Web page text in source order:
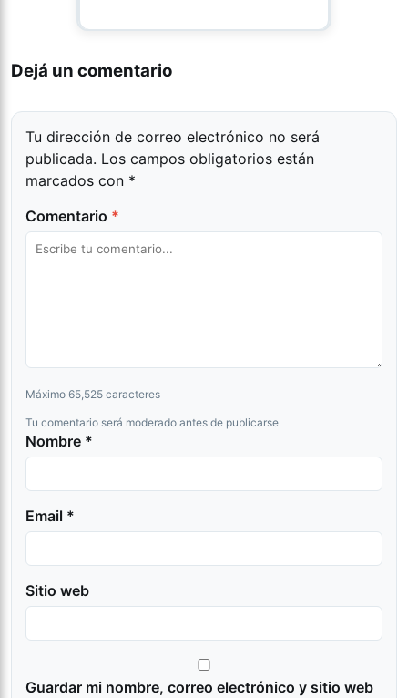
Dejá un comentario
Tu dirección de correo electrónico no será
publicada. Los campos obligatorios están
marcados con *
Comentario *
Máximo 65,525 caracteres
Tu comentario será moderado antes de publicarse
Nombre *
Email *
Sitio web
Guardar mi nombre, correo electrónico y sitio web